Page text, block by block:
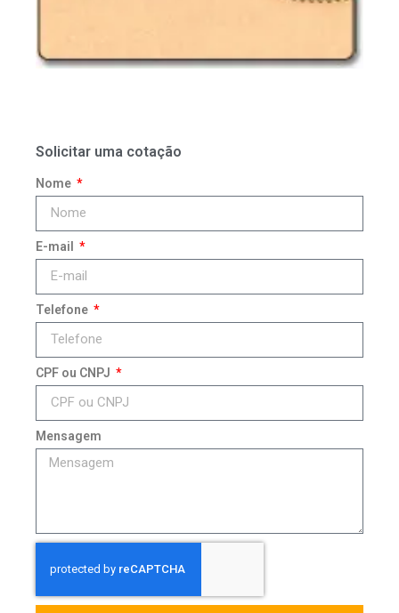
Solicitar uma cotação
Nome
E-mail
Telefone
CPF ou CNPJ
Mensagem